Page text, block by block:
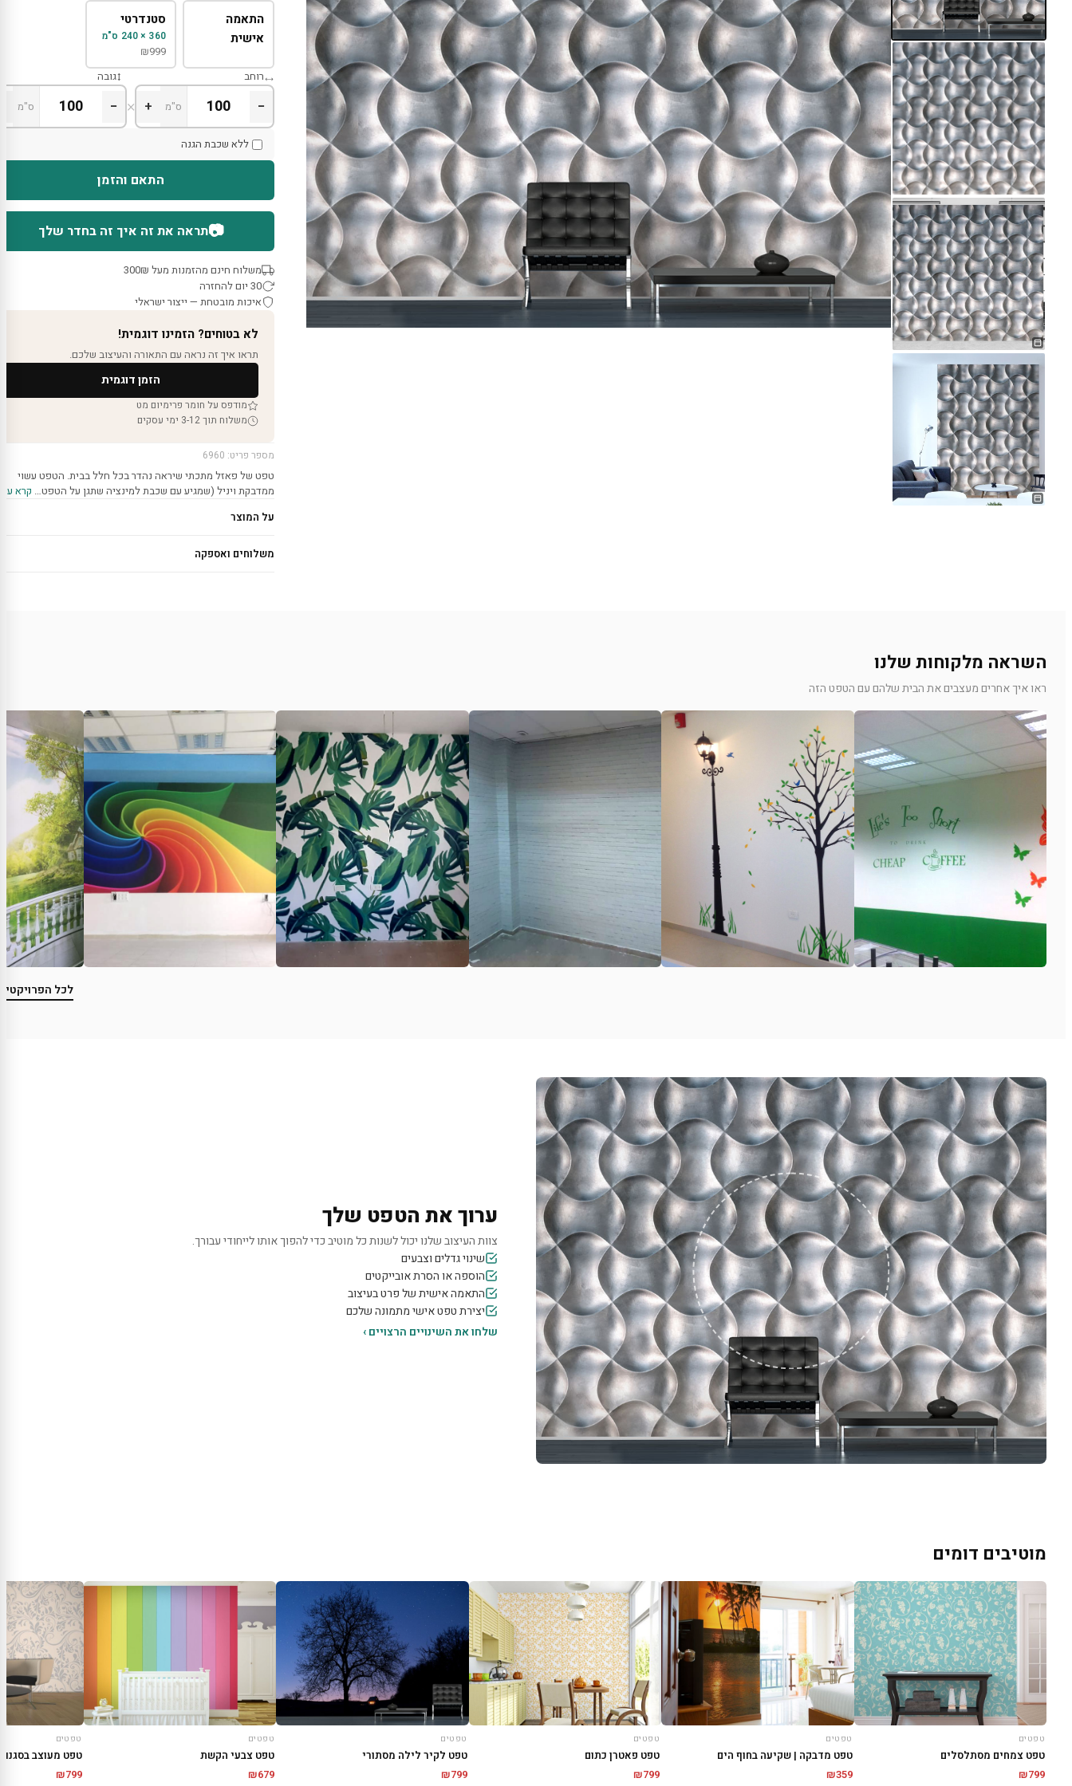
התאמה
אישית
סטנדרטי
360 × 240 ס"מ
₪999
רוחב
− ס"מ +
×
גובה
− ס"מ
ללא שכבת הגנה
התאם והזמן
📷תראה את זה איך זה בחדר שלך
משלוח חינם מהזמנות מעל 300₪
30 יום להחזרה
איכות מובטחת — ייצור ישראלי
לא בטוחים? הזמינו דוגמית!
תראו איך זה נראה עם התאורה והעיצוב שלכם.
הזמן דוגמית
מודפס על חומר פרימיום מט
משלוח תוך 3-12 ימי עסקים
מספר פריט: 6960
טפט של פאזל מתכתי שיראה נהדר בכל חלל בבית. הטפט עשוי
ממדבקת ויניל (שמגיע עם שכבת למינציה שתגן על הטפט… קרא
על המוצר
משלוחים ואספקה
השראה מלקוחות שלנו
ראו איך אחרים מעצבים את הבית שלהם עם הטפט הזה
לכל
ערוך את הטפט שלך
צוות העיצוב שלנו יכול לשנות כל מוטיב כדי להפוך אותו לייחודי עבורך.
שינוי גדלים וצבעים
הוספה או הסרת אובייקטים
התאמה אישית של פרט בעיצוב
יצירת טפט אישי מתמונה שלכם
שלחו את השינויים הרצויים ›
מוטיבים דומים
טפטים
טפט צמחים מסתלסלים
₪799
טפטים
טפט מדבקה | שקיעה בחוף הים
₪359
טפטים
טפט פאטרן כתום
₪799
טפטים
טפט לקיר לילה מסתורי
₪799
טפטים
טפט צבעי הקשת
₪679
טפטים
טפט מעוצב
₪799